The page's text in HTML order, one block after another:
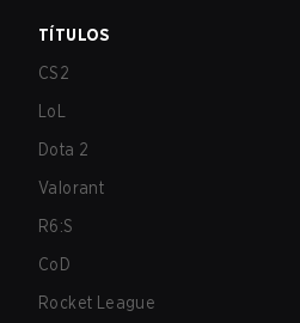
TÍTULOS
CS2
LoL
Dota 2
Valorant
R6:S
CoD
Rocket League